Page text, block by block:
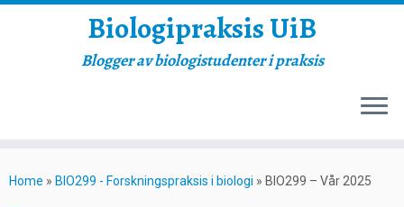
to
Biologipraksis UiB
Blogger av biologistudenter i praksis
Home » BIO299 - Forskningspraksis i biologi » BIO299 – Vår 2025